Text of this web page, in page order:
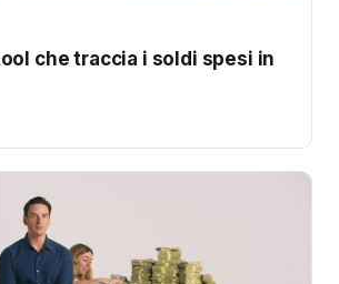
che traccia i soldi spesi in